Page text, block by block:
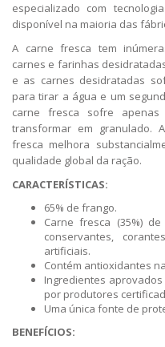
especializado com
disponível na maioria das
A carne fresca tem
carnes e farinhas
e as carnes desidratadas
para tirar a água e um
carne fresca sofre
transformar em granulado.
fresca melhora
qualidade global da ração.
CARACTERÍSTICAS:
65% de frango.
Carne fresca (35%)
conservantes,
artificiais.
Contém antioxidantes
Ingredientes
por produtores
Uma única fonte de
BENEFÍCIOS: